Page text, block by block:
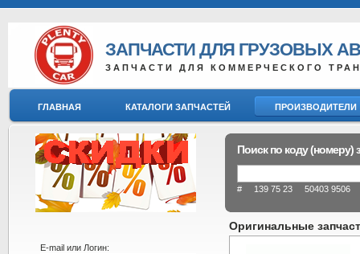
ЗАПЧАСТИ ДЛЯ ГРУЗОВЫХ
ЗАПЧАСТИ ДЛЯ КОММЕРЧЕСКОГО
ГЛАВНАЯ КАТАЛОГИ ЗАПЧАСТЕЙ ПРОИЗВОДИТЕЛИ
Поиск по коду (номеру)
# 139 75 23 50403 9506
Оригинальные
E-mail или Логин: